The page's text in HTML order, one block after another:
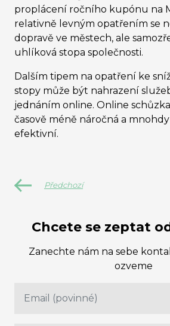
proplácení ročního kupónu na
relativně levným opatřením se
dopravě ve městech, ale
uhlíková stopa společnosti.
Dalším tipem na opatření ke
stopy může být nahrazení
jednáním online. Online
časově méně náročná a
efektivní.
Předchozí
Chcete se zeptat
Zanechte nám na sebe
ozveme